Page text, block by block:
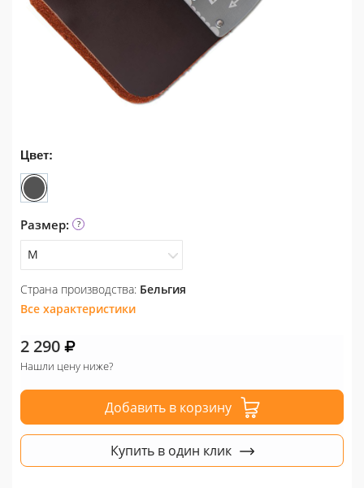
Цвет:
Размер:
M
L
S
Страна производства: Бельгия
Все характеристики
2 290
Нашли цену ниже?
Добавить в корзину
Купить в один клик